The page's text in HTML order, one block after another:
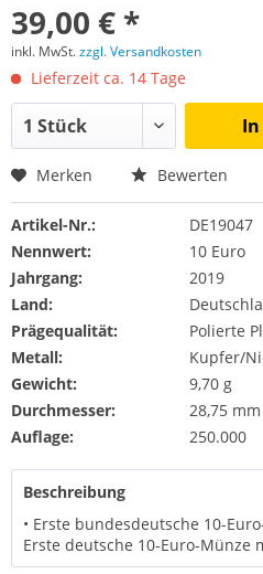
39,00 € *
inkl. MwSt.zzgl. Versandkosten
Lieferzeit ca. 14 Tage
Merken Bewerten
Artikel-Nr.:
DE19047
Nennwert:
10 Euro
Jahrgang:
2019
Land:
Prägequalität:
Polierte
Metall:
Kupfer/
Gewicht:
9,70 g
Durchmesser:
28,75 mm
Auflage:
250.000
Beschreibung
• Erste bundesdeutsche 10-
Erste deutsche 10-Euro-Münze